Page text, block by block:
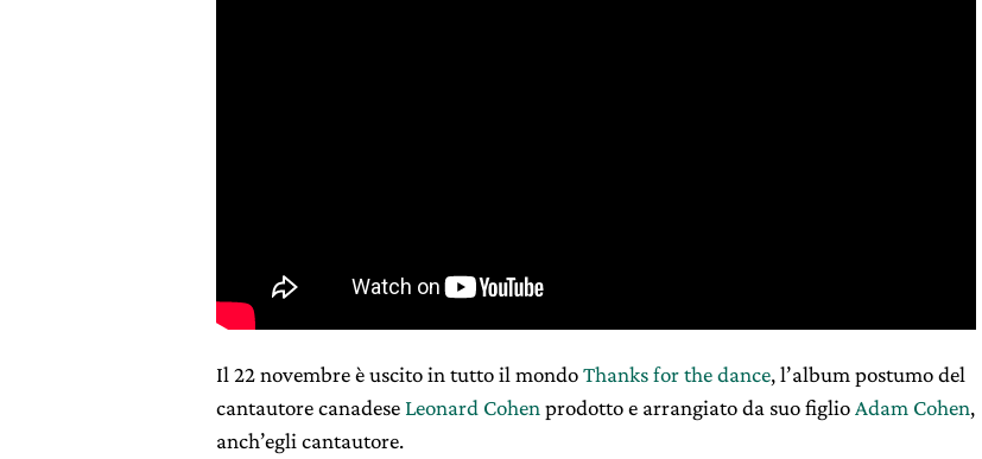
Il 22 novembre è uscito in tutto il mondoThanks for the dance, l’album postumo del
cantautore canadese Leonard Cohen prodotto e arrangiato da suo figlio Adam Cohen,
anch’egli cantautore.